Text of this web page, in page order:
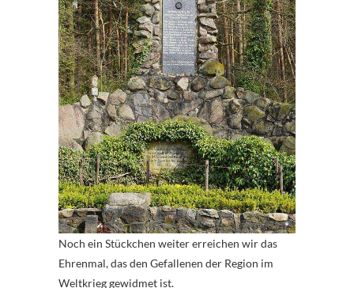
Noch ein Stückchen weiter erreichen wir das
Ehrenmal, das den Gefallenen der Region im
Weltkrieg gewidmet ist.